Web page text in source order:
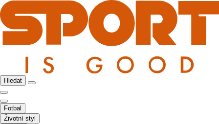
Hledat
Fotbal
Životní styl